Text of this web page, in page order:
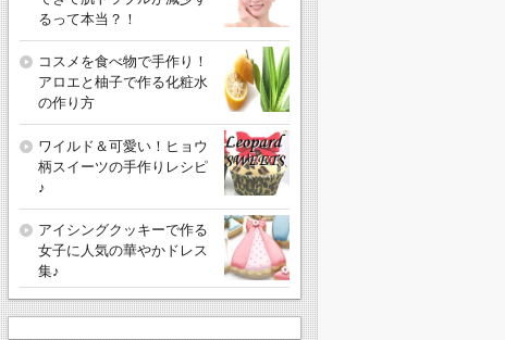
るって本当？！
コスメを食べ物で手作り！
アロエと柚子で作る化粧水
の作り方
ワイルド＆可愛い！ヒョウ
柄スイーツの手作りレシピ
♪
アイシングクッキーで作る
女子に人気の華やかドレス
集♪